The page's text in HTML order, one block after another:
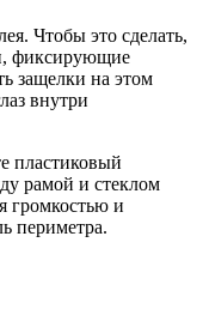
Чтобы это сделать,
фиксирующие
защелки на этом
внутри
пластиковый
рамой и стеклом
громкостью и
периметра.